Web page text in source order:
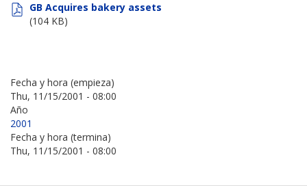
GB Acquires bakery assets
(104 KB)
Fecha y hora (empieza)
Thu, 11/15/2001 - 08:00
Año
2001
Fecha y hora (termina)
Thu, 11/15/2001 - 08:00